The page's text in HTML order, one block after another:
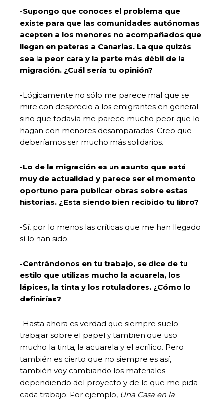
-Supongo que conoces el problema que
existe para que las comunidades autónomas
acepten a los menores no acompañados que
llegan en pateras a Canarias. La que quizás
sea la peor cara y la parte más débil de la
migración. ¿Cuál sería tu opinión?
-Lógicamente no sólo me parece mal que se
mire con desprecio a los emigrantes en general
sino que todavía me parece mucho peor que lo
hagan con menores desamparados. Creo que
deberíamos ser mucho más solidarios.
-Lo de la migración es un asunto que está
muy de actualidad y parece ser el momento
oportuno para publicar obras sobre estas
historias. ¿Está siendo bien recibido tu libro?
-Sí, por lo menos las críticas que me han llegado
sí lo han sido.
-Centrándonos en tu trabajo, se dice de tu
estilo que utilizas mucho la acuarela, los
lápices, la tinta y los rotuladores. ¿Cómo lo
definirías?
-Hasta ahora es verdad que siempre suelo
trabajar sobre el papel y también que uso
mucho la tinta, la acuarela y el acrílico. Pero
también es cierto que no siempre es así,
también voy cambiando los materiales
dependiendo del proyecto y de lo que me pida
cada trabajo. Por ejemplo, Una Casa en la